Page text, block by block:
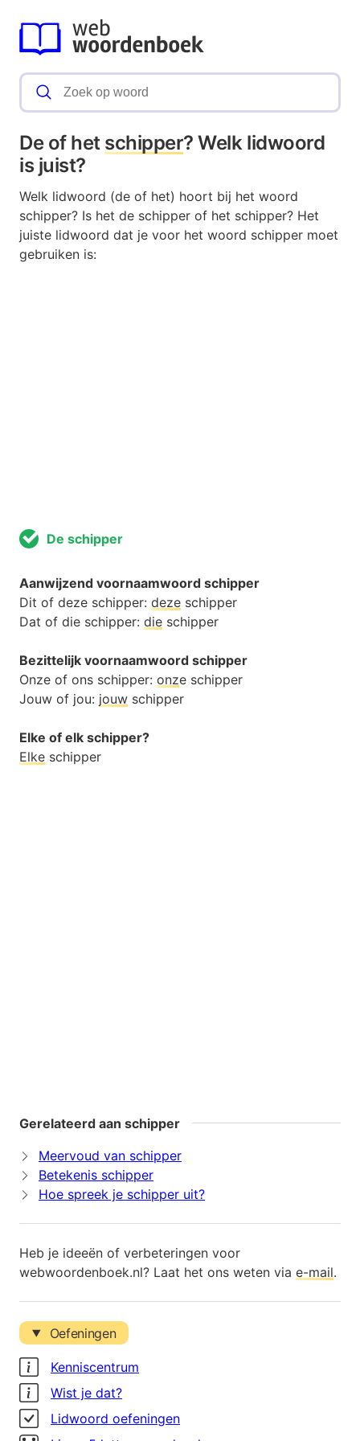
De of het schipper? Welk lidwoord
is juist?
Welk lidwoord (de of het) hoort bij het woord
schipper? Is het de schipper of het schipper? Het
juiste lidwoord dat je voor het woord schipper moet
gebruiken is:
De schipper
Aanwijzend voornaamwoord schipper
Dit of deze schipper: deze schipper
Dat of die schipper: die schipper
Bezittelijk voornaamwoord schipper
Onze of ons schipper: onze schipper
Jouw of jou: jouw schipper
Elke of elk schipper?
Elke schipper
Gerelateerd aan schipper
Meervoud van schipper
Betekenis schipper
Hoe spreek je schipper uit?
Heb je ideeën of verbeteringen voor
webwoordenboek.nl? Laat het ons weten via e-mail.
Oefeningen
Kenniscentrum
Wist je dat?
Lidwoord oefeningen